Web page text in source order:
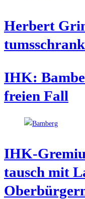
Her­bert
IHK:
frei­en Fall
IHK-
tausch mit